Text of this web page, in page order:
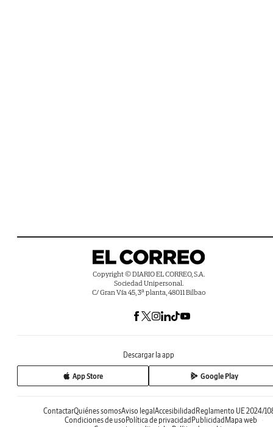
Copyright © DIARIO EL CORREO, S.A.
Sociedad Unipersonal.
C/ Gran Vía 45, 3ª planta, 48011 Bilbao
Descargar la app
App Store Google Play
ContactarQuiénes somosAviso legal Accesibilidad Reglamento UE 2024/
Condiciones de uso Política de privacidad Publicidad Mapa web